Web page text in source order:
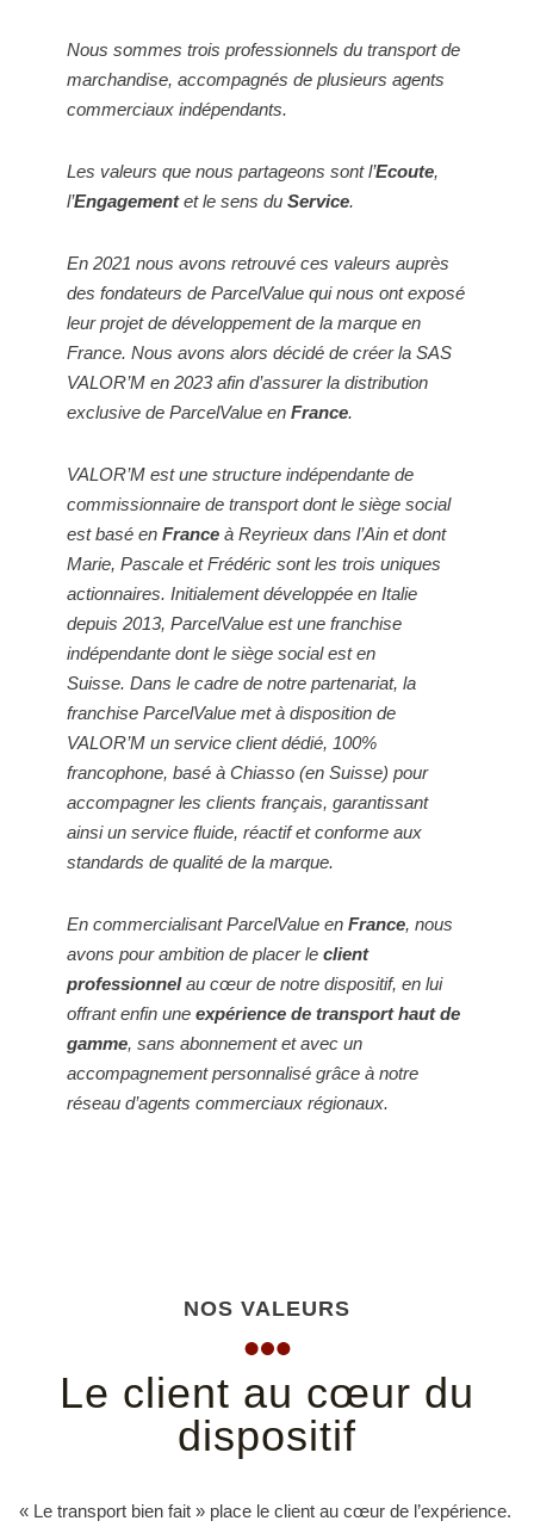
Nous sommes trois professionnels du transport de
marchandise, accompagnés de plusieurs agents
commerciaux indépendants.
Les valeurs que nous partageons sont l’Ecoute,
l’Engagementet le sens du Service.
En 2021 nous avons retrouvé ces valeurs auprès
des fondateurs de ParcelValue qui nous ont exposé
leur projet de développement de la marque en
France. Nous avons alors décidé de créer la SAS
VALOR’M en 2023 afin d’assurer la distribution
exclusive de ParcelValue en France.
VALOR’M est une structure indépendante de
commissionnaire de transport dont le siège social
est basé en France à Reyrieux dans l’Ain et dont
Marie, Pascale et Frédéric sont les trois uniques
actionnaires. Initialement développée en Italie
depuis 2013, ParcelValue est une franchise
indépendante dont le siège social est en
Suisse. Dans le cadre de notre partenariat, la
franchise ParcelValue met à disposition de
VALOR’M un service client dédié, 100%
francophone, basé à Chiasso (en Suisse) pour
accompagner les clients français, garantissant
ainsi un service fluide, réactif et conforme aux
standards de qualité de la marque.
En commercialisant ParcelValue en France, nous
avons pour ambition de placer le client
professionnelau cœur de notre dispositif, en lui
offrant enfin une expérience de transport haut de
gamme, sans abonnement et avec un
accompagnement personnalisé grâce à notre
réseau d’agents commerciaux régionaux.
NOS VALEURS
Le client au cœur du
dispositif
« Le transport bien fait » place le client au cœur de l’expérience.